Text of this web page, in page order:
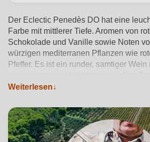
Der Eclectic Penedès DO hat eine
Farbe mit mittlerer Tiefe. Aromen von
Schokolade und Vanille sowie Noten
würzigen mediterranen Pflanzen wie
Pfeffer. Es ist ein runder, samtiger Wein
Produktdetails anzeigen →
Weiterlesen